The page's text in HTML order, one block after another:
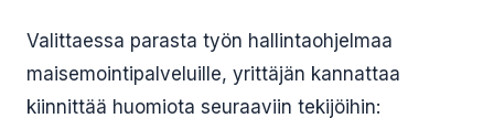
Valittaessa parasta työn hallintaohjelmaa
maisemointipalveluille, yrittäjän kannattaa
kiinnittää huomiota seuraaviin tekijöihin: